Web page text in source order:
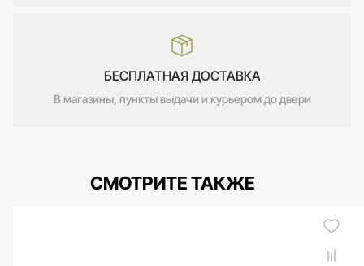
БЕСПЛАТНАЯ ДОСТАВКА
В магазины, пункты выдачи и курьером до двери
СМОТРИТЕ ТАКЖЕ